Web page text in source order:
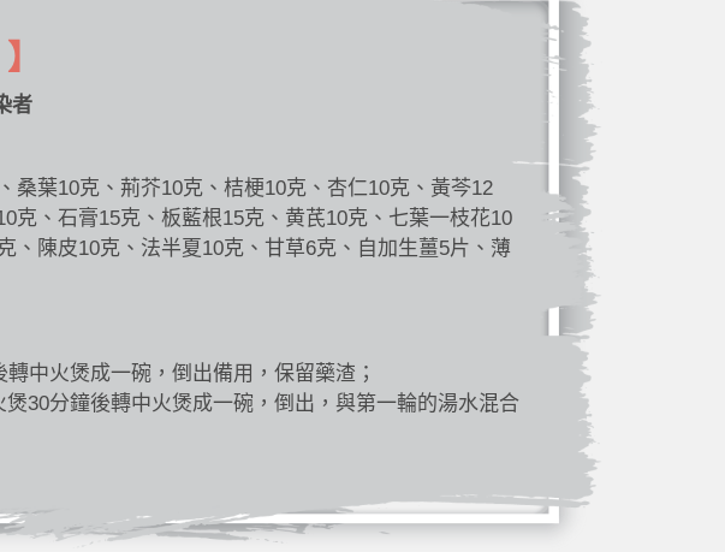
者
桑葉10克、荊芥10克、桔梗10克、杏仁10克、黃芩12
克、石膏15克、板藍根15克、黄芪10克、七葉一枝花10
、陳皮10克、法半夏10克、甘草6克、自加生薑5片、薄
中火煲成一碗，倒出備用，保留藥渣；
30分鐘後轉中火煲成一碗，倒出，與第一輪的湯水混合